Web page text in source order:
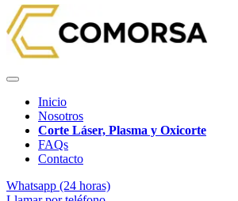
Inicio
Nosotros
Corte Láser, Plasma y Oxicorte
FAQs
Contacto
Whatsapp (24 horas)